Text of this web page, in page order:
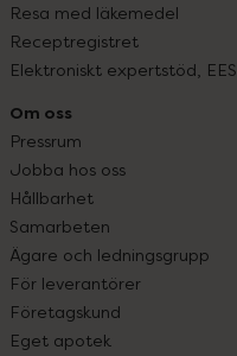
Resa med läkemedel
Receptregistret
Elektroniskt expertstöd, EES
Om oss
Pressrum
Jobba hos oss
Hållbarhet
Samarbeten
Ägare och ledningsgrupp
För leverantörer
Företagskund
Eget apotek